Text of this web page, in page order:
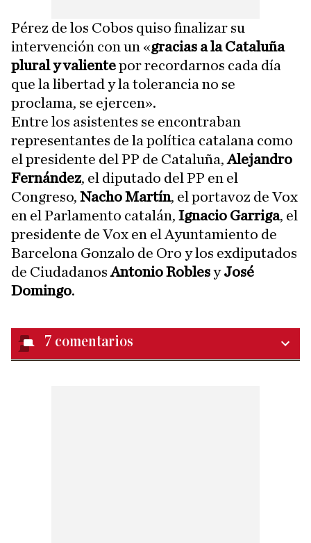
Pérez de los Cobos quiso finalizar su
intervención con un «gracias a la Cataluña
plural y valientepor recordarnos cada día
que la libertad y la tolerancia no se
proclama, se ejercen».
Entre los asistentes se encontraban
representantes de la política catalana como
el presidente del PP de Cataluña,Alejandro
Fernández, el diputado del PP en el
Congreso, Nacho Martín, el portavoz de Vox
en el Parlamento catalán, Ignacio Garriga, el
presidente de Vox en el Ayuntamiento de
Barcelona Gonzalo de Oro y los exdiputados
de CiudadanosAntonio RoblesyJosé
Domingo.
7 comentarios